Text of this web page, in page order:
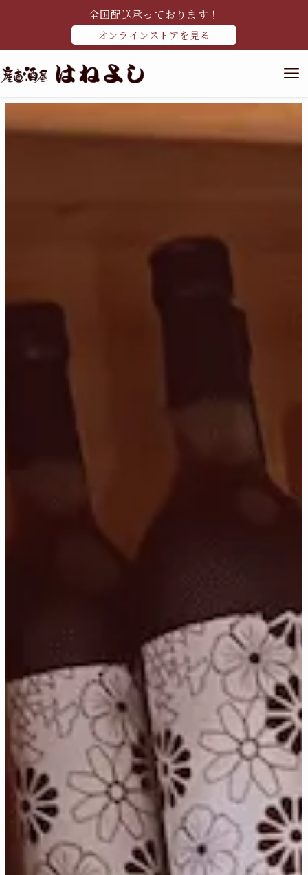
全国配送承っております！
オンラインストアを見る